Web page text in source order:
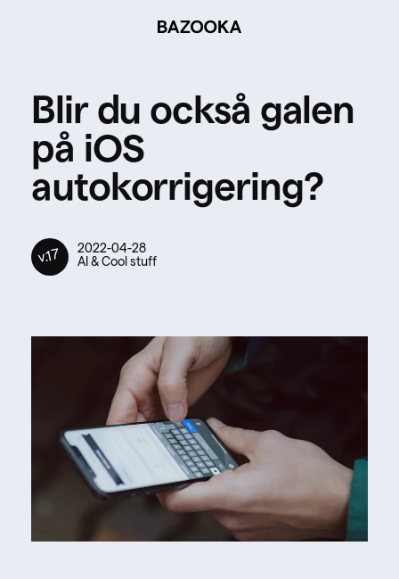
BAZOOKA
Blir du också galen
på iOS
autokorrigering?
v.17
2022-04-28
AI & Cool stuff